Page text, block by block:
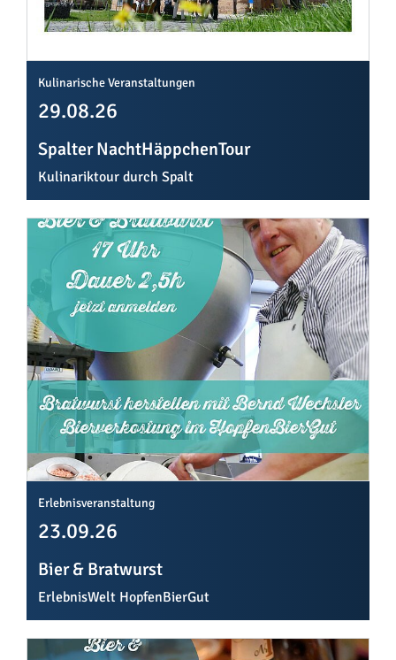
Kulinarische Veranstaltungen
29.08.26
Spalter NachtHäppchenTour
Kulinariktour durch Spalt
Erlebnisveranstaltung
23.09.26
Bier & Bratwurst
ErlebnisWelt HopfenBierGut